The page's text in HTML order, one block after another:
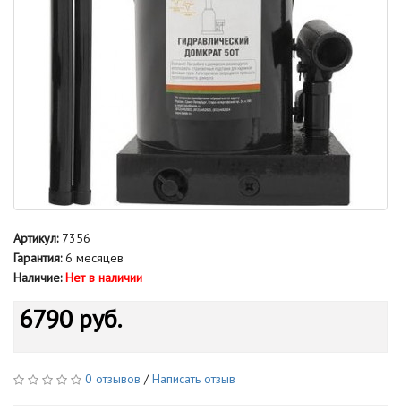
Артикул:7356
Гарантия:6 месяцев
Наличие: Нет в наличии
6790 руб.
0 отзывов /Написать отзыв